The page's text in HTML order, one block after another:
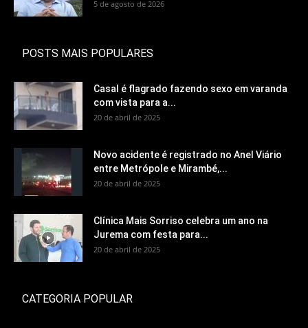
5 de agosto de 2026
POSTS MAIS POPULARES
Casal é flagrado fazendo sexo em varanda
com vista para a...
20 de abril de 2025
Novo acidente é registrado no Anel Viário
entre Metrópole e Mirambé,...
20 de abril de 2025
Clínica Mais Sorriso celebra um ano na
Jurema com festa para...
20 de abril de 2025
CATEGORIA POPULAR